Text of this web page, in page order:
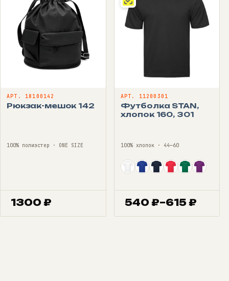
АРТ. 18100142
Рюкзак-мешок 142
100% полиэстер · ONE SIZE
1300 ₽
АРТ. 11200301
Футболка STAN,
хлопок 160, 301
100% хлопок · 44—60
540 ₽–615₽
Диапазон
цен: